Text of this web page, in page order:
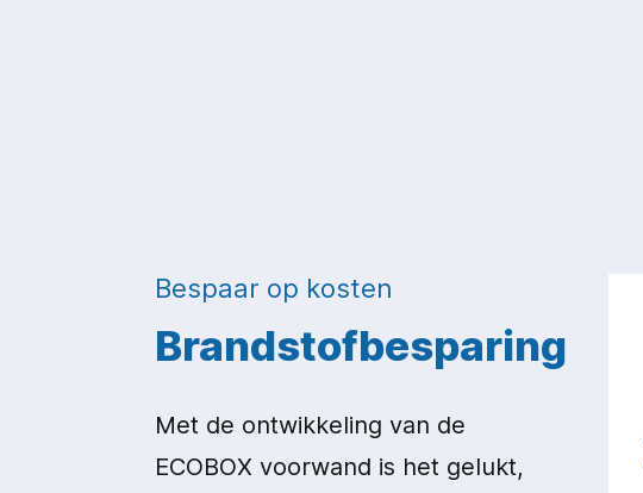
Bespaar op kosten
Brandstofbesparing
Met de ontwikkeling van de
ECOBOX voorwand is het gelukt,